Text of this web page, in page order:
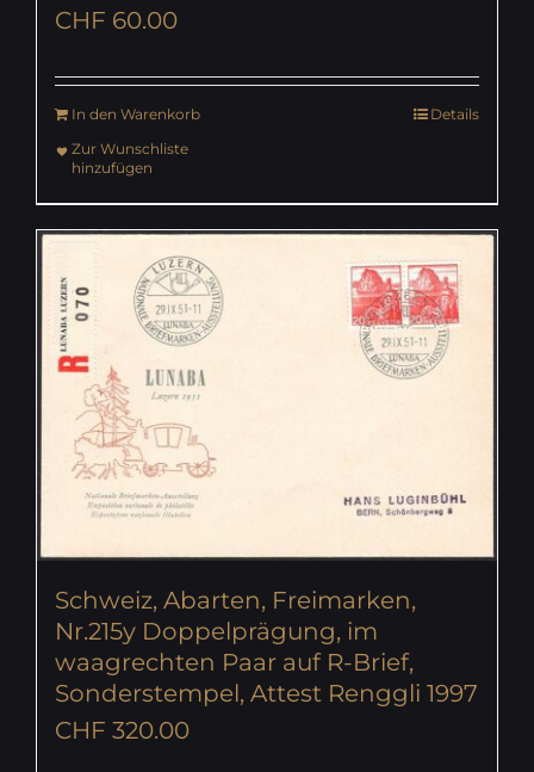
CHF 60.00
In den Warenkorb
Details
Zur Wunschliste
hinzufügen
Schweiz, Abarten, Freimarken,
Nr.215y Doppelprägung, im
waagrechten Paar auf R-Brief,
Sonderstempel, Attest Renggli 1997
CHF 320.00